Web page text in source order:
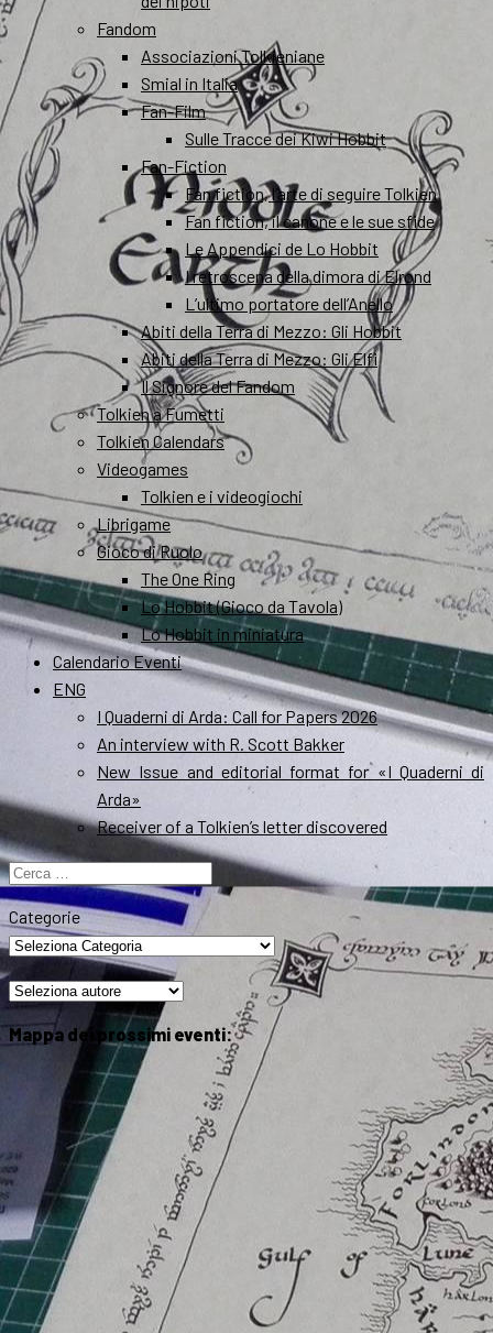
Fandom
Associazioni Tolkieniane
Smial in Italia
Fan-Film
Sulle Tracce dei Kiwi Hobbit
Fan-Fiction
Fan fiction, l’arte di seguire Tolkien
Fan fiction, il canone e le sue sfide
Le Appendici de Lo Hobbit
I retroscena della dimora di Elrond
L’ultimo portatore dell’Anello
Abiti della Terra di Mezzo: Gli Hobbit
Abiti della Terra di Mezzo: Gli Elfi
Il Signore del Fandom
Tolkien a Fumetti
Tolkien Calendars
Videogames
Tolkien e i videogiochi
Librigame
Gioco di Ruolo
The One Ring
Lo Hobbit (Gioco da Tavola)
Lo Hobbit in miniatura
Calendario Eventi
ENG
I Quaderni di Arda: Call for Papers 2026
An interview with R. Scott Bakker
New Issue and editorial format for «I Quaderni di
Arda»
Receiver of a Tolkien’s letter discovered
Ricerca
per:
Categorie
Mappa dei prossimi eventi: